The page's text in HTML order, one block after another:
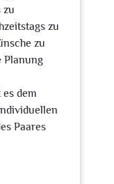
zu
zu
zu
Planung
dem
Paares